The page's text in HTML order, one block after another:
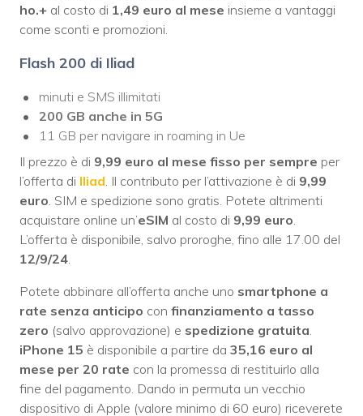
ho.+ al costo di 1,49 euro al mese insieme a vantaggi
come sconti e promozioni.
Flash 200 di Iliad
minuti e SMS illimitati
200 GB anche in 5G
11 GB per navigare in roaming in Ue
Il prezzo è di 9,99 euro al mese fisso per sempre per
l’offerta di Iliad . Il contributo per l’attivazione è di 9,99
euro . SIM e spedizione sono gratis. Potete altrimenti
acquistare online un’eSIM al costo di 9,99 euro
L’offerta è disponibile, salvo proroghe, fino alle 17.00 del
12/9/24
Potete abbinare all’offerta anche uno smartphone a
rate senza anticipo con finanziamento a tasso
zero (salvo approvazione) e spedizione gratuita
iPhone 15 è disponibile a partire da 35,16 euro al
mese per 20 rate con la promessa di restituirlo alla
fine del pagamento. Dando in permuta un vecchio
dispositivo di Apple (valore minimo di 60 euro) riceverete